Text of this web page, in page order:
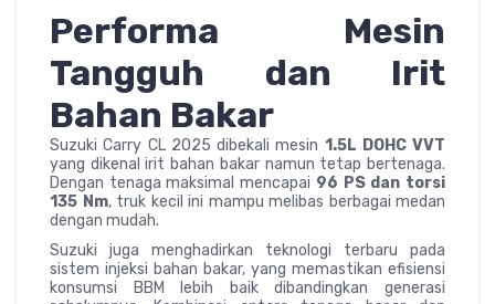
Performa Mesin
Tangguh dan Irit
Bahan Bakar
Suzuki Carry CL 2025 dibekali mesin 1.5L DOHC VVT
yang dikenal irit bahan bakar namun tetap bertenaga.
Dengan tenaga maksimal mencapai 96 PS dan torsi
135 Nm, truk kecil ini mampu melibas berbagai medan
dengan mudah.
Suzuki juga menghadirkan teknologi terbaru pada
sistem injeksi bahan bakar, yang memastikan efisiensi
konsumsi BBM lebih baik dibandingkan generasi